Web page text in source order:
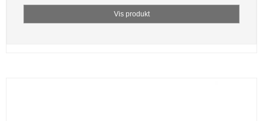
Vis produkt